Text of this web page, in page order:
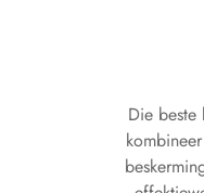
Die beste